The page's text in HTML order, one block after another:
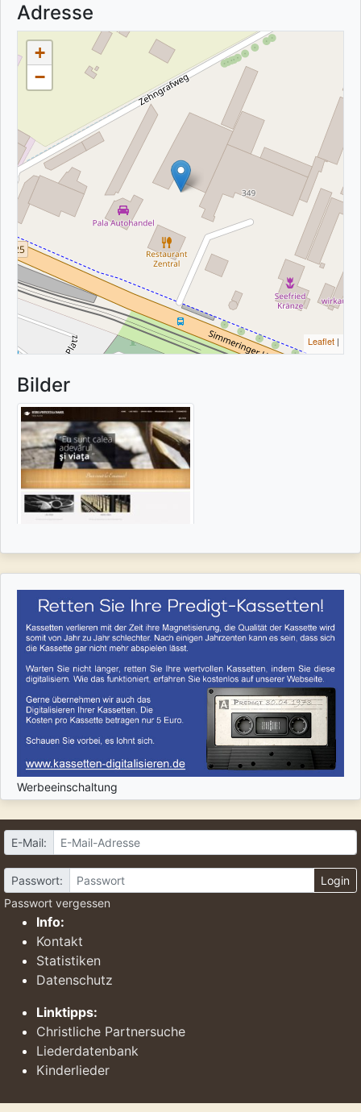
Adresse
+
−
Leaflet |
Bilder
Werbeeinschaltung
E-Mail:
Passwort:
Login
Passwort vergessen
Info:
Kontakt
Statistiken
Datenschutz
Linktipps:
Christliche Partnersuche
Liederdatenbank
Kinderlieder